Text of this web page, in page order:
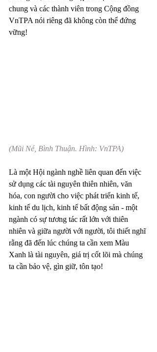
chung và các thành viên trong Cộng đồng
VnTPA nói riêng đã không còn thể đứng
vững!
(Mũi Né, Bình Thuận. Hình: VnTPA)
Là một Hội ngành nghề liên quan đến việc
sử dụng các tài nguyên thiên nhiên, văn
hóa, con người cho việc phát triển kinh tế,
kinh tế du lịch, kinh tế bất động sản - một
ngành có sự tương tác rất lớn với thiên
nhiên và giữa người với người, tôi thiết nghĩ
rằng đã đến lúc chúng ta cần xem Màu
Xanh là tài nguyên, giá trị cốt lõi mà chúng
ta cần bảo vệ, gìn giữ, tôn tạo!